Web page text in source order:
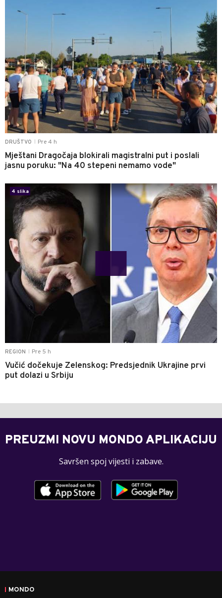
DRUŠTVO Pre 4 h
Mještani Dragočaja blokirali magistralni put i poslali
jasnu poruku: "Na 40 stepeni nemamo vode"
REGION Pre 5 h
Vučić dočekuje Zelenskog: Predsjednik Ukrajine prvi
put dolazi u Srbiju
4 slika
1
PREUZMI NOVU MONDO APLIKACIJU
Savršen spoj vijesti i zabave.
MONDO